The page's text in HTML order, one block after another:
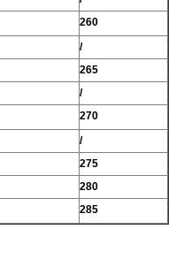
260
/
265
/
270
/
275
280
285